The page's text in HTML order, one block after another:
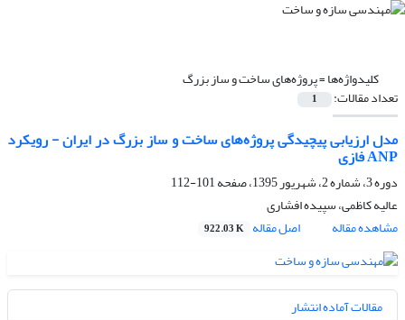
کلیدواژه‌ها =پروژه‌های ساخت‌ و ساز بزرگ
تعداد مقالات: 1
مدل ارزیابی پیچیدگی پروژه‌های ساخت‌ و ساز بزرگ در ایران - رویکرد
ANP فازی
دوره 3، شماره 2، شهریور 1395، صفحه
101-112
عالیه کاظمی، سپیده افشاری
مشاهده مقاله
اصل مقاله 922.03 K
مقالات آماده انتشار